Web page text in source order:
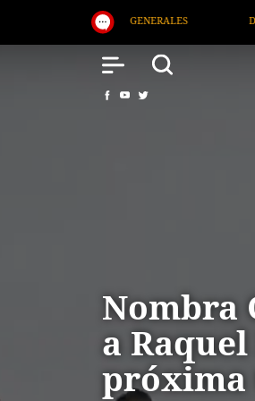
DESTACADOS
Nombra
a
próxima